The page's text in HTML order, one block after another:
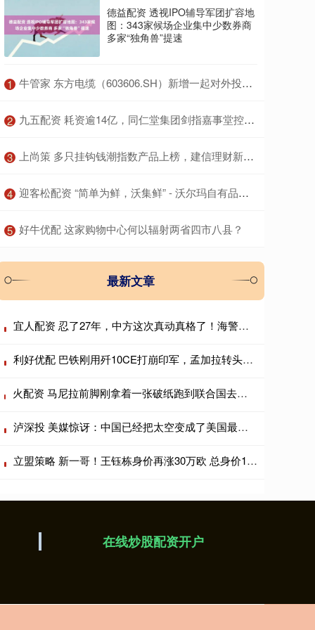
德益配资 透视IPO辅导军团扩容地
图：343家候场企业集中少数券商
多家“独角兽”提速
1 ​牛管家 东方电缆（603606.SH）新增一起对外投资，被投资公司为烟台万华电气新材料有限公司
2 ​九五配资 耗资逾14亿，同仁堂集团剑指嘉事堂控股权
3 ​上尚策 多只挂钩钱潮指数产品上榜，建信理财新发黄金鲨鱼鳍结构性产品
4 ​迎客松配资 “简单为鲜，沃集鲜” - 沃尔玛自有品牌焕新升级
5 ​好牛优配 这家购物中心何以辐射两省四市八县？
最新文章
宜人配资 忍了27年，中方这次真动真格了！海警通报里“强制拖离”四个字格外扎眼
利好优配 巴铁刚用歼10CE打崩印军，孟加拉转头就下单，歼10CE成南亚新宠？
火配资 马尼拉前脚刚拿着一张破纸跑到联合国去交所谓的海图，自以为玩了手高明的
泸深投 美媒惊讶：中国已经把太空变成了美国最大的军事难题！
立盟策略 新一哥！王钰栋身价再涨30万欧 总身价180万位居中超本土第1
在线炒股配资开户